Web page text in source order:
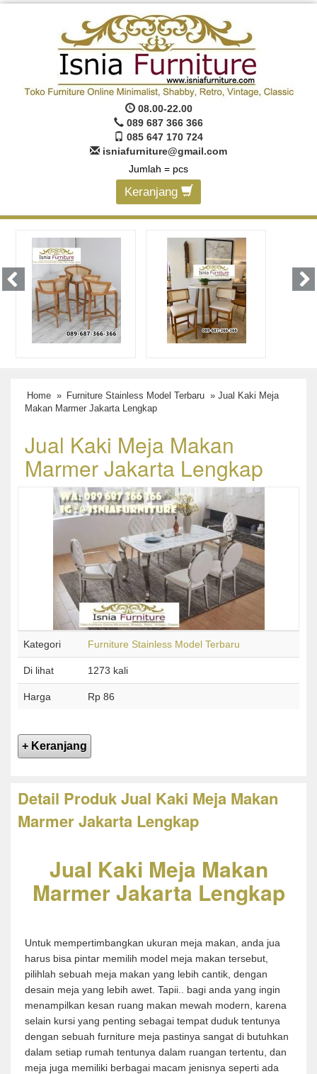
08.00-22.00
089 687 366 366
085 647 170 724
isniafurniture@gmail.com
Jumlah = pcs
Keranjang
Home » Furniture Stainless Model Terbaru » Jual Kaki Meja
Makan Marmer Jakarta Lengkap
Jual Kaki Meja Makan
Marmer Jakarta Lengkap
Kategori Furniture Stainless Model Terbaru
Di lihat 1273 kali
Harga Rp 86
Detail Produk Jual Kaki Meja Makan
Marmer Jakarta Lengkap
Jual Kaki Meja Makan
Marmer Jakarta Lengkap
Untuk mempertimbangkan ukuran meja makan, anda jua
harus bisa pintar memilih model meja makan tersebut,
pilihlah sebuah meja makan yang lebih cantik, dengan
desain meja yang lebih awet. Tapii.. bagi anda yang ingin
menampilkan kesan ruang makan mewah modern, karena
selain kursi yang penting sebagai tempat duduk tentunya
dengan sebuah furniture meja pastinya sangat di butuhkan
dalam setiap rumah tentunya dalam ruangan tertentu, dan
meja juga memiliki berbagai macam jenisnya seperti ada